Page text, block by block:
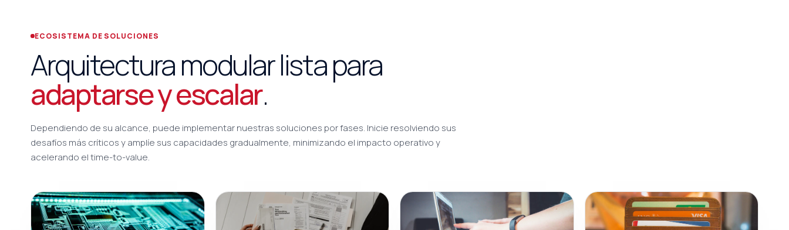
ECOSISTEMA DE SOLUCIONES
Arquitectura modular lista para
adaptarse y escalar.
Dependiendo de su alcance, puede implementar nuestras soluciones por fases. Inicie resolviendo sus
desafíos más críticos y amplíe sus capacidades gradualmente, minimizando el impacto operativo y
acelerando el time-to-value.